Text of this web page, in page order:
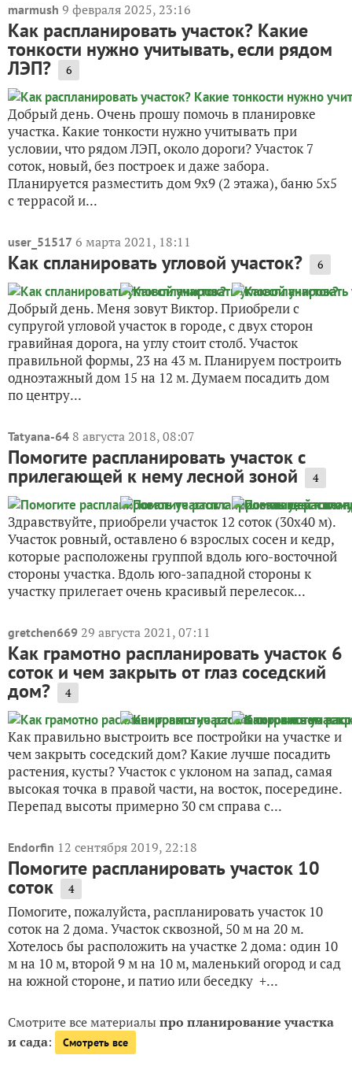
marmush 9 февраля 2025, 23:16
Как распланировать участок? Какие
тонкости нужно учитывать, если рядом
ЛЭП? 6
Добрый день. Очень прошу помочь в планировке
участка. Какие тонкости нужно учитывать при
условии, что рядом ЛЭП, около дороги? Участок 7
соток, новый, без построек и даже забора.
Планируется разместить дом 9х9 (2 этажа), баню 5х5
с террасой и...
user_51517 6 марта 2021, 18:11
Как спланировать угловой участок? 6
Добрый день. Меня зовут Виктор. Приобрели с
супругой угловой участок в городе, с двух сторон
гравийная дорога, на углу стоит столб. Участок
правильной формы, 23 на 43 м. Планируем построить
одноэтажный дом 15 на 12 м. Думаем посадить дом
по центру...
Tatyana-64 8 августа 2018, 08:07
Помогите распланировать участок с
прилегающей к нему лесной зоной 4
Здравствуйте, приобрели участок 12 соток (30х40 м).
Участок ровный, оставлено 6 взрослых сосен и кедр,
которые расположены группой вдоль юго-восточной
стороны участка. Вдоль юго-западной стороны к
участку прилегает очень красивый перелесок...
gretchen669 29 августа 2021, 07:11
Как грамотно распланировать участок 6
соток и чем закрыть от глаз соседский
дом? 4
Как правильно выстроить все постройки на участке и
чем закрыть соседский дом? Какие лучше посадить
растения, кусты? Участок с уклоном на запад, самая
высокая точка в правой части, на восток, посередине.
Перепад высоты примерно 30 см справа с...
Endorfin 12 сентября 2019, 22:18
Помогите распланировать участок 10
соток 4
Помогите, пожалуйста, распланировать участок 10
соток на 2 дома. Участок сквозной, 50 м на 20 м.
Хотелось бы расположить на участке 2 дома: один 10
м на 10 м, второй 9 м на 10 м, маленький огород и сад
на южной стороне, и патио или беседку +...
Смотрите все материалыпро планирование участка
и сада: Смотреть все